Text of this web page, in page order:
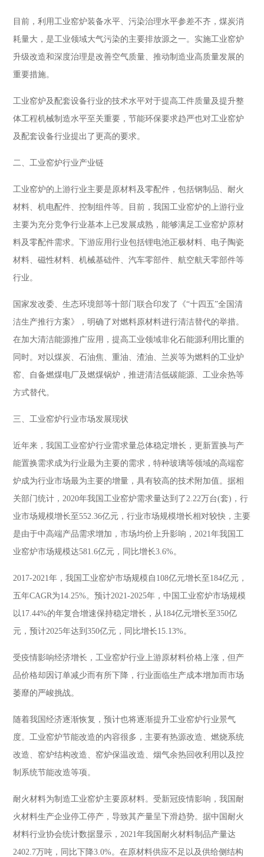
目前，利用工业窑炉装备水平、污染治理水平参差不齐，煤炭消
耗量大，是工业领域大气污染的主要排放源之一。实施工业窑炉
升级改造和深度治理是改善空气质量、推动制造业高质量发展的
重要措施。
工业窑炉及配套设备行业的技术水平对于提高工件质量及提升整
体工程机械制造水平至关重要，节能环保要求趋严也对工业窑炉
及配套设备行业提出了更高的要求。
二、工业窑炉行业产业链
工业窑炉的上游行业主要是原材料及零配件，包括钢制品、耐火
材料、机电配件、控制组件等。目前，我国工业窑炉的上游行业
主要为充分竞争行业基本上已发展成熟，能够满足工业窑炉原材
料及零配件需求。下游应用行业包括锂电池正极材料、电子陶瓷
材料、磁性材料、机械基础件、汽车零部件、航空航天零部件等
行业。
国家发改委、生态环境部等十部门联合印发了《“十四五”全国清
洁生产推行方案》，明确了对燃料原材料进行清洁替代的举措。
在加大清洁能源推广应用，提高工业领域非化石能源利用比重的
同时。对以煤炭、石油焦、重油、渣油、兰炭等为燃料的工业炉
窑、自备燃煤电厂及燃煤锅炉，推进清洁低碳能源、工业余热等
方式替代。
三、工业窑炉行业市场发展现状
近年来，我国工业窑炉行业需求量总体稳定增长，更新置换与产
能置换需求成为行业最为主要的需求，特种玻璃等领域的高端窑
炉成为行业市场最为主要的增量，具有较高的技术附加值。据相
关部门统计，2020年我国工业窑炉需求量达到了2.22万台(套)，行
业市场规模增长至552.36亿元，行业市场规模增长相对较快，主要
是由于中高端产品需求增加，市场均价上升影响，2021年我国工
业窑炉市场规模达581.6亿元，同比增长3.6%。
2017-2021年，我国工业窑炉市场规模自108亿元增长至184亿元，
五年CAGR为14.25%。预计2021-2025年，中国工业窑炉市场规模
以17.44%的年复合增速保持稳定增长，从184亿元增长至350亿
元，预计2025年达到350亿元，同比增长15.13%。
受疫情影响经济增长，工业窑炉行业上游原材料价格上涨，但产
品价格却因订单减少而有所下降，行业面临生产成本增加而市场
萎靡的严峻挑战。
随着我国经济逐渐恢复，预计也将逐渐提升工业窑炉行业景气
度。工业窑炉节能改造的内容很多，主要有热源改造、燃烧系统
改造、窑炉结构改造、窑炉保温改造、烟气余热回收利用以及控
制系统节能改造等项。
耐火材料为制造工业窑炉主要原材料。受新冠疫情影响，我国耐
火材料生产企业停工停产，导致其产量呈下滑趋势。据中国耐火
材料行业协会统计数据显示，2021年我国耐火材料制品产量达
2402.7万吨，同比下降3.0%。在原材料供应不足以及供给侧结构